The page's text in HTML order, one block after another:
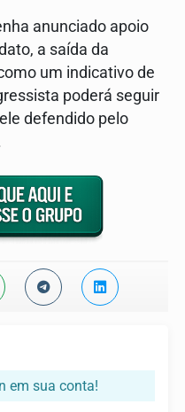
anunciado apoio
a saída da
um indicativo de
poderá seguir
defendido pelo
em sua conta!